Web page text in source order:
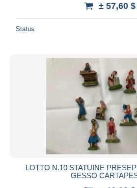
± 57,60 $
Status
LOTTO N.10 STATUINE
GESSO